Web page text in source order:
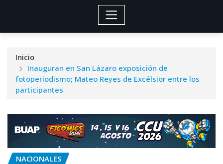
Inicio
Inauguran en San Lázaro exposición de
fotoperiodismo; Mateo Reyes de Excélsior entre los
participantes
NACIONALES